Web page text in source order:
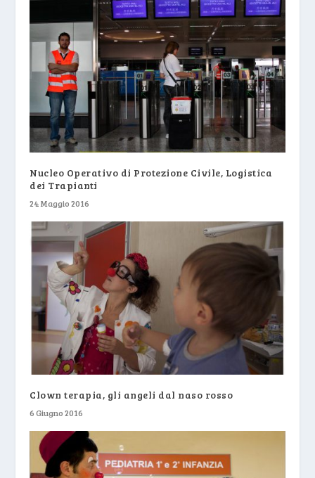
Nucleo Operativo di Protezione Civile, Logistica
dei Trapianti
24 Maggio 2016
Clown terapia, gli angeli dal naso rosso
6 Giugno 2016